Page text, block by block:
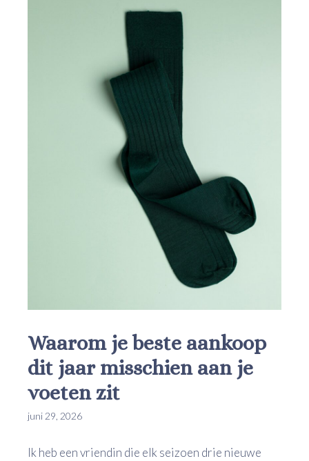
Waarom je beste aankoop
dit jaar misschien aan je
voeten zit
juni 29, 2026
Ik heb een vriendin die elk seizoen drie nieuwe